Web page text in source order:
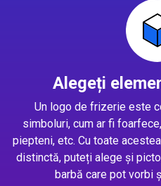
Alegeți
Un logo de frizerie este
simboluri, cum ar fi
piepteni, etc. Cu toate
distinctă, puteți alege și
barbă care pot vorbi